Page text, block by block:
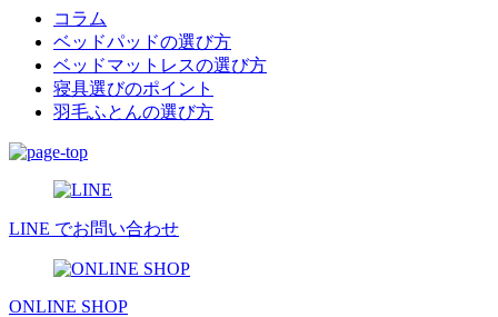
コラム
ベッドパッドの選び方
ベッドマットレスの選び方
寝具選びのポイント
羽毛ふとんの選び方
LINE でお問い合わせ
ONLINE SHOP